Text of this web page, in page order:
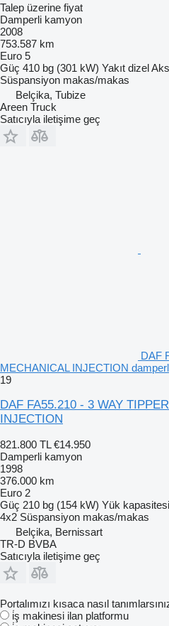
Talep üzerine fiyat
Damperli kamyon
2008
753.587 km
Euro 5
Güç 410 bg (301 kW) Yakıt dizel
Süspansiyon makas/makas
Belçika, Tubize
Areen Truck
Satıcıyla iletişime geç
DAF
MECHANICAL INJECTION
19
DAF FA55.210 - 3 WAY
INJECTION
821.800 TL €14.950
Damperli kamyon
1998
376.000 km
Euro 2
Güç 210 bg (154 kW) Yük kapasitesi
4x2 Süspansiyon makas/makas
Belçika, Bernissart
TR-D BVBA
Satıcıyla iletişime geç
Portalımızı kısaca nasıl
i̇ş makinesi ilan platformu